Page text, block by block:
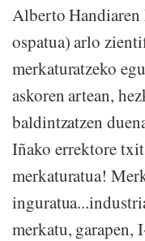
Alberto Handiaren
ospatua) arlo
merkaturatzeko
askoren artean,
baldintzatzen
Iñako errektore
merkaturatua!
merkatu, garapen,